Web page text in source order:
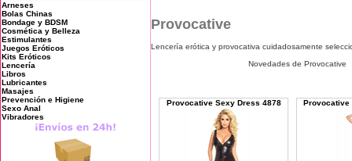
Arneses
Bolas Chinas
Bondage y BDSM
Cosmética y Belleza
Estimulantes
Juegos Eróticos
Kits Eróticos
Lencería
Libros
Lubricantes
Masajes
Prevención e Higiene
Sexo Anal
Vibradores
Provocative
Lencería erótica y provocativa cuidadosamente
Novedades de Provocative
Provocative Sexy Dress 4878 Provocative